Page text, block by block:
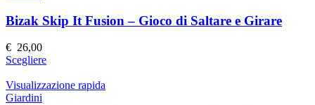
prodotto
Le
opzioni
scelte
nella
pagina
Bizak Skip It Fusion – Gioco di Saltare e Girare
€ 26,00
ScegliereQuesto
ha
Visualizzazione rapida
Giardini